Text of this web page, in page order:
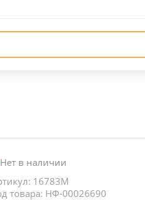
Нет в наличии
16783М
товара: НФ-00026690